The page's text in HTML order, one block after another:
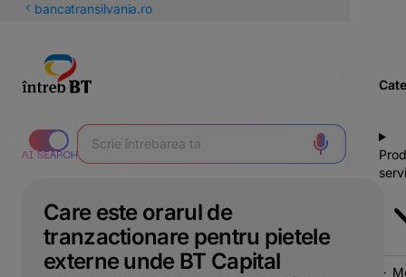
latineștibancatransilvania.ro
Care este orarul de
tranzactionare pentru pietele
externe unde BT Capital